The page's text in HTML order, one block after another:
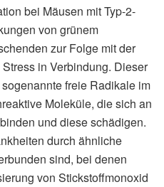
bei Mäusen mit Typ-2-
von grünem
zur Folge mit der
in Verbindung. Dieser
freie Radikale im
Moleküle, die sich an
und diese schädigen.
durch ähnliche
sind, bei denen
von Stickstoffmonoxid